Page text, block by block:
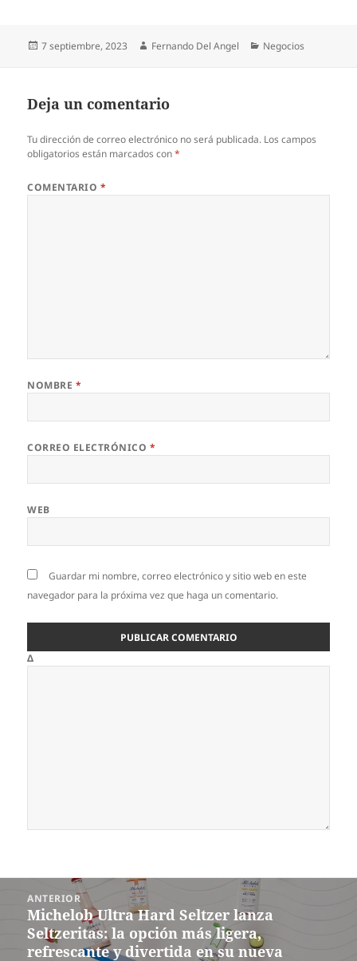
Publicado
7 septiembre, 2023 Autor
Fernando Del Angel Categorías
Negocios
Deja un comentario
Tu dirección de correo electrónico no será publicada. Los campos
obligatorios están marcados con*
COMENTARIO *
NOMBRE *
CORREO ELECTRÓNICO *
WEB
Guardar mi nombre, correo electrónico y sitio web en este
navegador para la próxima vez que haga un comentario.
Δ
entradas
ANTERIOR
Entrada
anterior:
Michelob Ultra Hard Seltzer lanza
Seltzeritas: la opción más ligera,
refrescante y divertida en su nueva